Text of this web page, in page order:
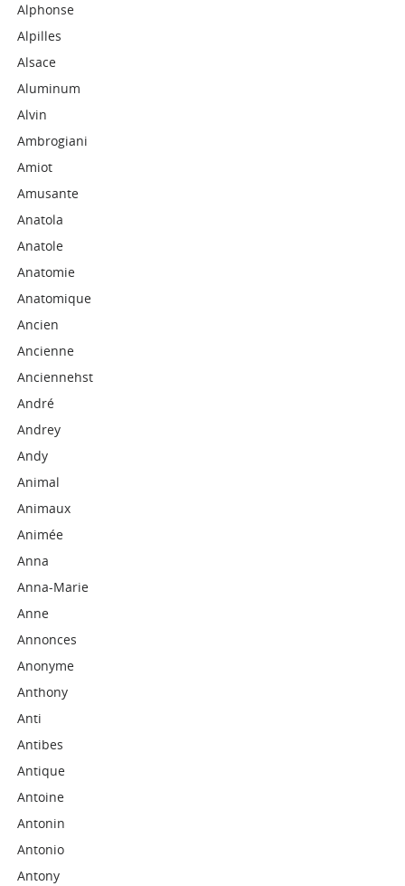
Alphonse
Alpilles
Alsace
Aluminum
Alvin
Ambrogiani
Amiot
Amusante
Anatola
Anatole
Anatomie
Anatomique
Ancien
Ancienne
Anciennehst
André
Andrey
Andy
Animal
Animaux
Animée
Anna
Anna-Marie
Anne
Annonces
Anonyme
Anthony
Anti
Antibes
Antique
Antoine
Antonin
Antonio
Antony